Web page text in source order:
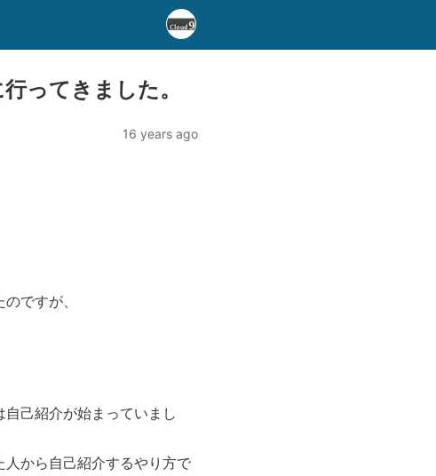
ってきました。
16 years ago
ですが、
己紹介が始まっていまし
から自己紹介するやり方で